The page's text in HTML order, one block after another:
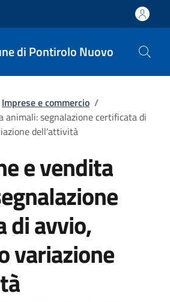
di Pontirolo Nuovo
Imprese e commercio /
animali: segnalazione certificata di
dell'attività
e vendita
di avvio,
variazione